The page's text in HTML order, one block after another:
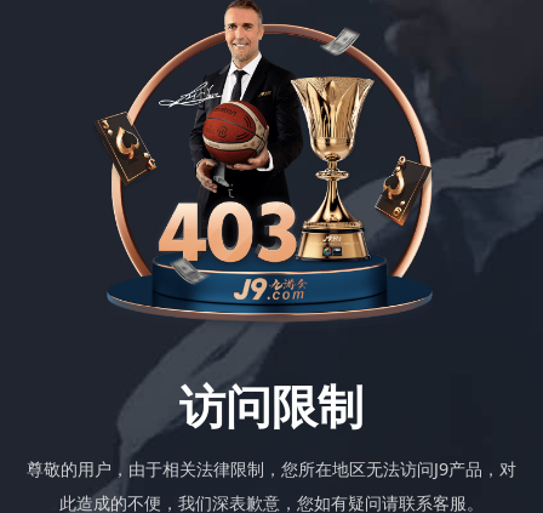
访问限制
尊敬的用户，由于相关法律限制，您所在地区无法访问J9产品，对
此造成的不便，我们深表歉意，您如有疑问请联系客服。